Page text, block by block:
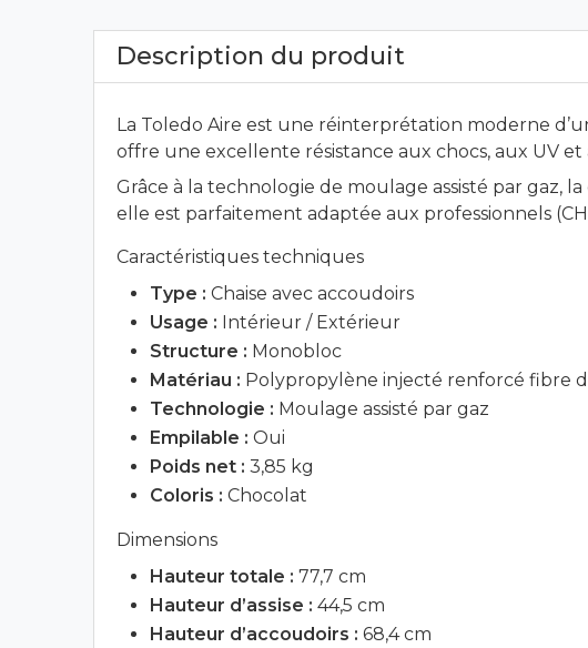
Description du produit
La Toledo Aire est une réinterprétation moderne
offre une excellente résistance aux chocs, aux UV
Grâce à la technologie de moulage assisté par gaz,
elle est parfaitement adaptée aux professionnels
Caractéristiques techniques
Type : Chaise avec accoudoirs
Usage : Intérieur / Extérieur
Structure : Monobloc
Matériau : Polypropylène injecté renforcé fibre
Technologie : Moulage assisté par gaz
Empilable : Oui
Poids net : 3,85 kg
Coloris : Chocolat
Dimensions
Hauteur totale : 77,7 cm
Hauteur d’assise : 44,5 cm
Hauteur d’accoudoirs : 68,4 cm